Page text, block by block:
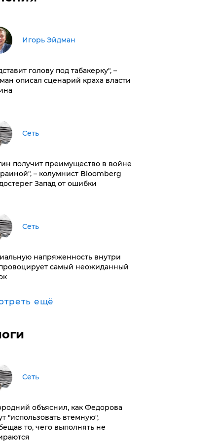
Игорь Эйдман
голову под табакерку", –
описал сценарий краха власти
Сеть
получит преимущество в войне
– колумнист Bloomberg
Запад от ошибки
Сеть
напряженность внутри
самый неожиданный
ещё
Сеть
объяснил, как Федорова
"использовать втемную",
то, чего выполнять не